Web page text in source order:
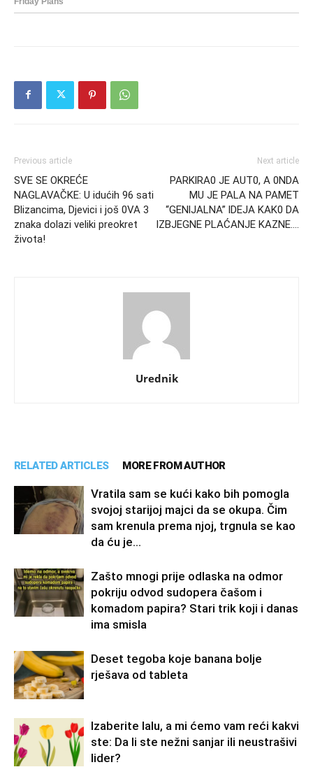
Previous article
SVE SE OKREĆE
NAGLAVAČKE: U idućih 96 sati
Blizancima, Djevici i još 0VA 3
znaka dolazi veliki preokret
života!
Next article
PARKlRA0 JE AUT0, A 0NDA
MU JE PALA NA PAMET
“GENlJALNA” lDEJA KAK0 DA
lZBJEGNE PLAĆANJE KAZNE….
Urednik
RELATED ARTICLES MORE FROM AUTHOR
Vratila sam se kući kako bih pomogla
svojoj starijoj majci da se okupa. Čim
sam krenula prema njoj, trgnula se kao
da ću je...
Zašto mnogi prije odlaska na odmor
pokriju odvod sudopera čašom i
komadom papira? Stari trik koji i danas
ima smisla
Deset tegoba koje banana bolje
rješava od tableta
Izaberite lalu, a mi ćemo vam reći kakvi
ste: Da li ste nežni sanjar ili neustrašivi
lider?